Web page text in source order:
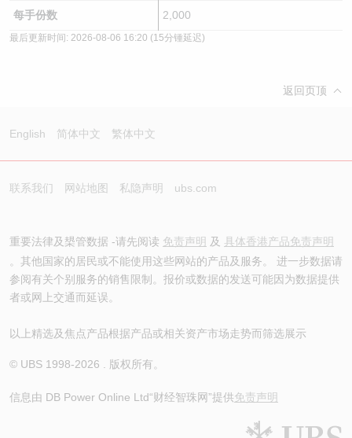
每手份数 2,000
最后更新时间: 2026-08-06 16:20 (15分锺延迟)
返回页顶
English 简体中文 繁体中文
联系我们 网站地图 私隐声明 ubs.com
重要法律及槼管数据 -请先阅读 免责声明 及 具体香港产品免责声明
。其他国家的居民或不能使用这些网站的产品及服务。 进一步数据请
参阅有关个别服务的销售限制。报价或数据的发送可能因为数据提供
者或网上交通而延误。
以上精选及焦点产品根据产品或相关资产市场走势而筛选展示
© UBS 1998-2026 . 版权所有。
信息由 DB Power Online Ltd“财经智珠网”提供免责声明